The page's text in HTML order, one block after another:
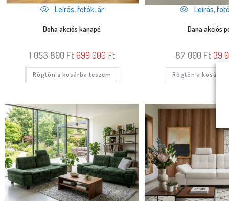
Leírás, fotók, ár
Doha akciós kanapé
1 053 800Ft699 000 Ft
Rögtön a kosárba teszem
Leírás,
Dana akciós
87 000Ft 39
Rögtön a kosárba